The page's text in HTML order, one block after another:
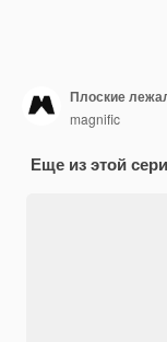
Плоские
magnific
Еще из этой